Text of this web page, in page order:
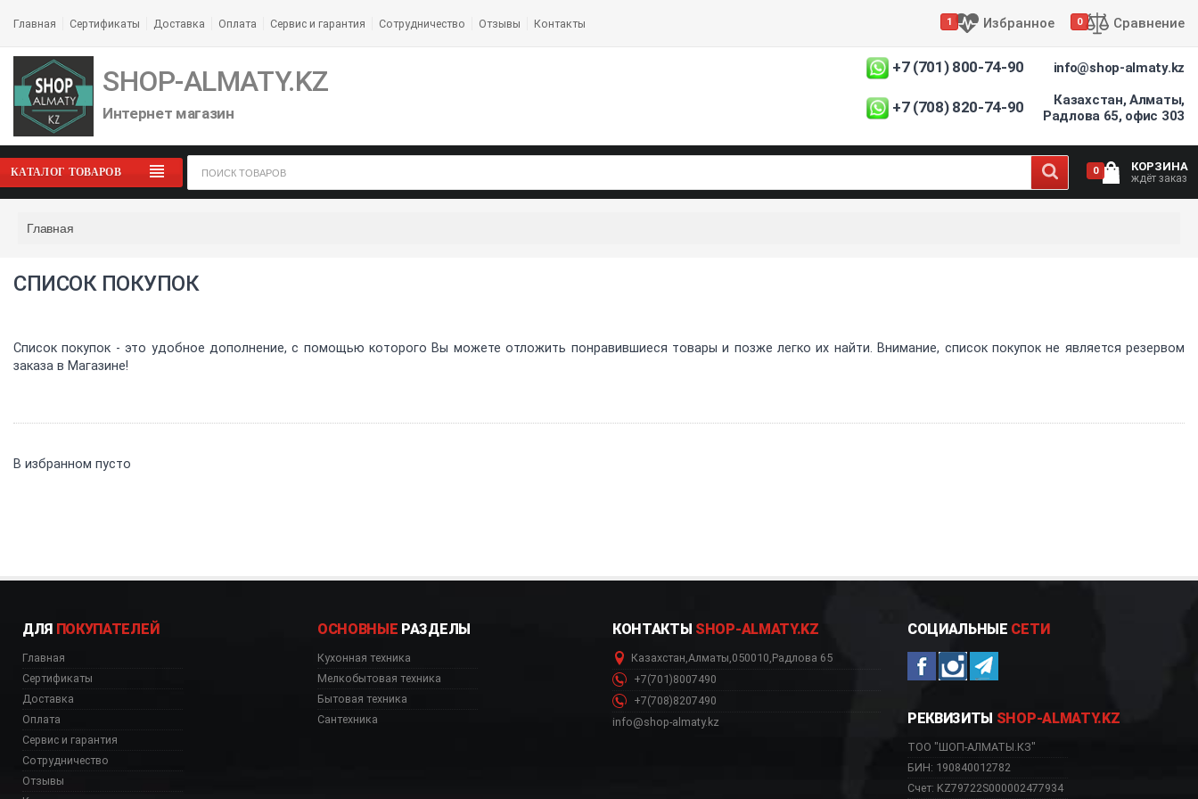
Главная Сертификаты Доставка Оплата Сервис и гарантия Сотрудничество Отзывы Контакты 1 Избранное 0 Сравнение
SHOP-ALMATY.KZ
Интернет магазин
+7 (701) 800-74-90
+7 (708) 820-74-90
info@shop-almaty.kz
Казахстан, Алматы,
Радлова 65, офис 303
КАТАЛОГ ТОВАРОВ 0 КОРЗИНА
ждёт заказ
Главная
СПИСОК ПОКУПОК
Список покупок - это удобное дополнение, с помощью которого Вы можете отложить понравившиеся товары и позже легко их найти. Внимание, список покупок не является резервом
заказа в Магазине!
В избранном пусто
ДЛЯ ПОКУПАТЕЛЕЙ
Главная
Сертификаты
Доставка
Оплата
Сервис и гарантия
Сотрудничество
Отзывы
ОСНОВНЫЕ РАЗДЕЛЫ
Кухонная техника
Мелкобытовая техника
Бытовая техника
Сантехника
КОНТАКТЫ SHOP-ALMATY.KZ
Казахстан,Алматы,050010,Радлова 65
+7(701)8007490
+7(708)8207490
info@shop-almaty.kz
СОЦИАЛЬНЫЕ СЕТИ
РЕКВИЗИТЫ SHOP-ALMATY.KZ
ТОО "ШОП-АЛМАТЫ.КЗ"
БИН: 190840012782
Счет: KZ79722S000002477934